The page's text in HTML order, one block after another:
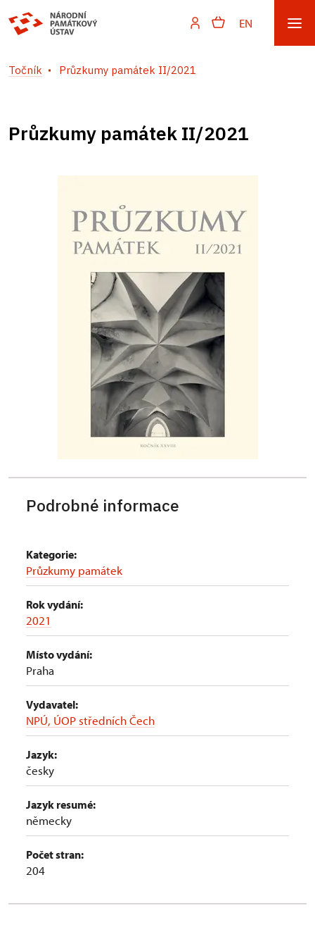
EN
Točník Průzkumy památek II/2021
Průzkumy památek II/2021
Podrobné informace
Kategorie:
Průzkumy památek
Rok vydání:
2021
Místo vydání:
Praha
Vydavatel:
NPÚ, ÚOP středních Čech
Jazyk:
česky
Jazyk resumé:
německy
Počet stran:
204